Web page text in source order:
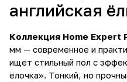
английская
Коллекция Home Expert
мм — современное и
ищет стильный пол с
ёлочка». Тонкий, но